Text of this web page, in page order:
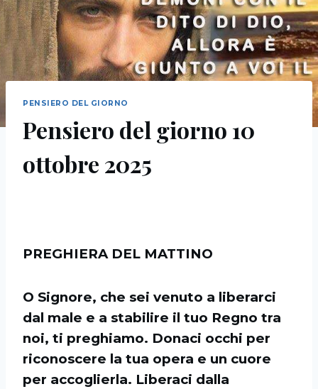
PENSIERO DEL GIORNO
Pensiero del giorno 10
ottobre 2025
PREGHIERA DEL MATTINO
O Signore, che sei venuto a liberarci
dal male e a stabilire il tuo Regno tra
noi, ti preghiamo. Donaci occhi per
riconoscere la tua opera e un cuore
per accoglierla. Liberaci dalla